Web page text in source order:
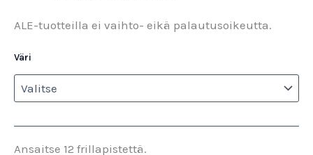
ALE-tuotteilla ei vaihto- eikä palautusoikeutta.
Väri
Ansaitse 12 frillapistettä.